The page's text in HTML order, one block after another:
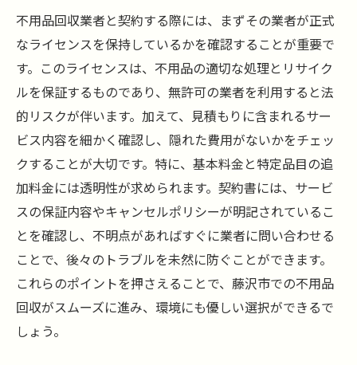
不用品回収業者と契約する際には、まずその業者が正式
なライセンスを保持しているかを確認することが重要で
す。このライセンスは、不用品の適切な処理とリサイク
ルを保証するものであり、無許可の業者を利用すると法
的リスクが伴います。加えて、見積もりに含まれるサー
ビス内容を細かく確認し、隠れた費用がないかをチェッ
クすることが大切です。特に、基本料金と特定品目の追
加料金には透明性が求められます。契約書には、サービ
スの保証内容やキャンセルポリシーが明記されているこ
とを確認し、不明点があればすぐに業者に問い合わせる
ことで、後々のトラブルを未然に防ぐことができます。
これらのポイントを押さえることで、藤沢市での不用品
回収がスムーズに進み、環境にも優しい選択ができるで
しょう。